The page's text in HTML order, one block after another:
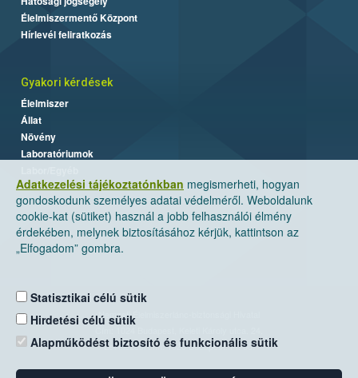
Adatkezelési tájékoztatónkban megismerheti, hogyan
gondoskodunk személyes adatai védelméről. Weboldalunk
cookie-kat (sütiket) használ a jobb felhasználói élmény
érdekében, melynek biztosításához kérjük, kattintson az
„Elfogadom” gombra.
Statisztikai célú sütik
Hirdetési célú sütik
Alapműködést biztosító és funkcionális sütik
Élelmiszermentő Központ
Hírlevél feliratkozás
Gyakori kérdések
Élelmiszer
Állat
Növény
Laboratóriumok
Nemzeti Élelmiszerlánc-biztonsági Hivatal
Levelezési cím: 1525 Budapest. Pf. 30.